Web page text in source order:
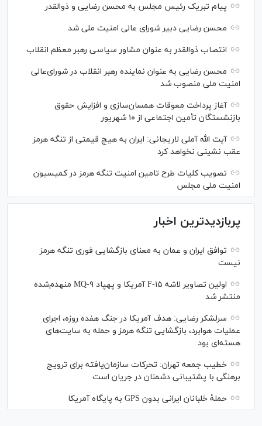
پیام تبریک رئیس مجلس به محسن رضایی و ذوالقدر
محسن رضایی دبیر شورای عالی امنیت ملی شد
انتصاب ذوالقدر به عنوان مشاور سیاسی رهبر معظم انقلاب
محسن رضایی به عنوان نماینده رهبر انقلاب در شورای‌عالی
امنیت ملی منصوب شد
آغاز پرداخت معوقات همسان‌سازی و افزایش حقوق
بازنشستگان تأمین اجتماعی از ۱۰ شهریور
آیت الله آملی لاریجانی: ایران به هیچ قیمتی از تنگه هرمز
عقب نشینی نخواهد کرد
تصویب کلیات طرح تامین امنیت تنگه هرمز در کمیسیون
امنیت ملی مجلس
پربازدیدترین اخبار
توافق ایران و عمان به معنای بازگشایی فوری تنگه هرمز
نیست
اولین تصاویر لاشه F-۱۵ آمریکا و پهپاد MQ-۹ منهدم‌شده
منتشر شد
سرلشکر رضایی: هدف آمریکا در جنگ هفده روزه، اجرای
عملیات هوابرد، بازگشایی تنگه هرمز و حمله به سایت‌های
هسته‌ای بود
خطیب جمعه تهران: تحرکات سازمان‌یافته برای ترویج
برهنگی با پشتیبانی دشمنان در جریان است
حملۀ خلبانان ایرانی بدون GPS به پایگاه آمریکا